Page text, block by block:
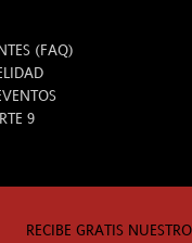
(FAQ)
9
RECIBE GRATIS